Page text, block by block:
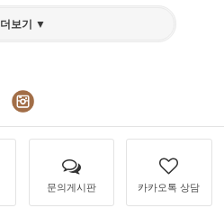
더보기 ▼
문의게시판 카카오톡 상담